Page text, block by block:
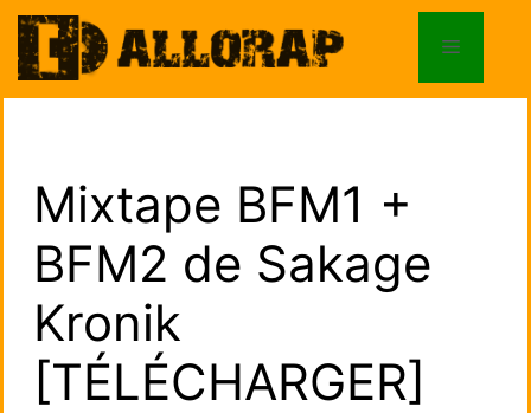
Aller
au
contenu
Menu
Mixtape BFM1 +
BFM2 de Sakage
Kronik
[TÉLÉCHARGER]